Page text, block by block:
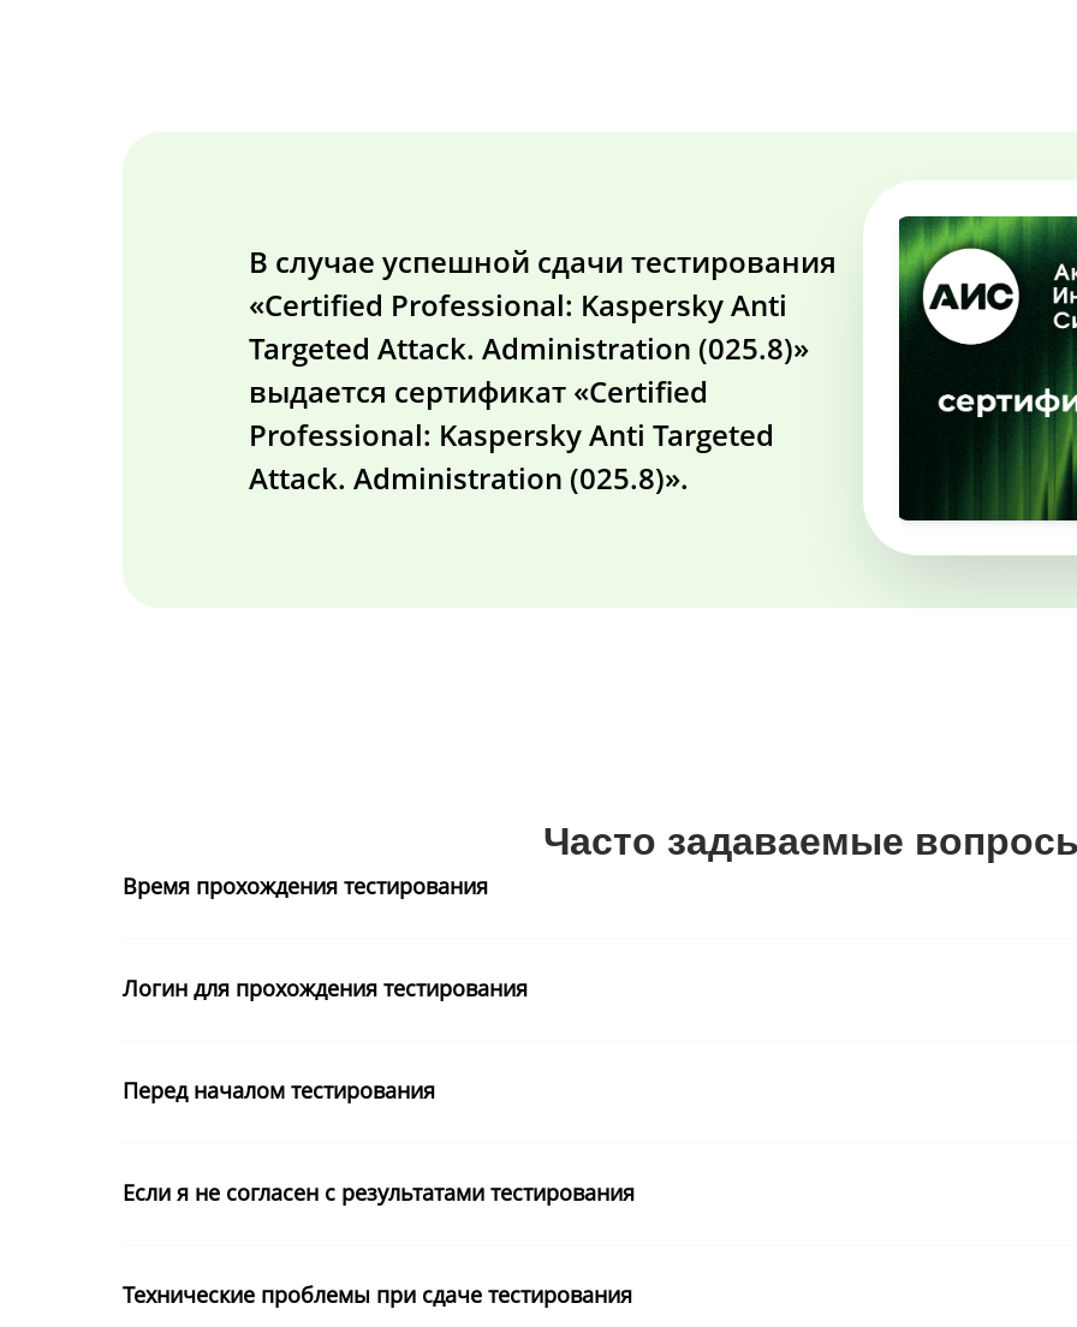
В случае успешной сдачи тестирования
«Certified Professional: Kaspersky Anti
Targeted Attack. Administration (025.8)»
выдается сертификат «Certified
Professional: Kaspersky Anti Targeted
Attack. Administration (025.8)».
Часто задаваемые
Время прохождения тестирования
Логин для прохождения тестирования
Перед началом тестирования
Если я не согласен с результатами тестирования
Технические проблемы при сдаче тестирования